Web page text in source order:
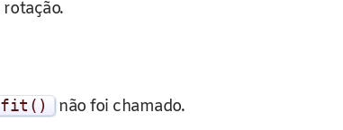
fit()
não foi chamado.